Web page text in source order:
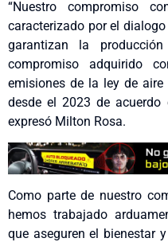
“Nuestro compromiso
caracterizado por el
garantizan la
compromiso adquirido
emisiones de la ley de
desde el 2023 de
expresó Milton Rosa.
Como parte de nuestro
hemos trabajado
que aseguren el bienestar